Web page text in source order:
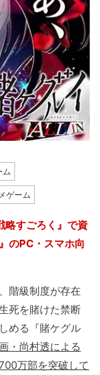
ム
ゲーム
略すごろく』で資
のPC・スマホ向
階級制度が存在
死を賭けた禁断
める『賭ケグル
・尚村透による
万部を突破して